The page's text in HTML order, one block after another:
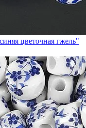
цветочная гжель"